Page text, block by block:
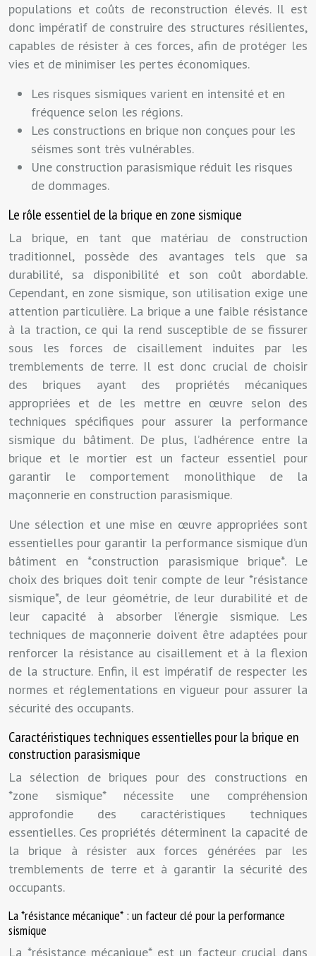
populations et coûts de reconstruction élevés. Il est
donc impératif de construire des structures résilientes,
capables de résister à ces forces, afin de protéger les
vies et de minimiser les pertes économiques.
Les risques sismiques varient en intensité et en
fréquence selon les régions.
Les constructions en brique non conçues pour les
séismes sont très vulnérables.
Une construction parasismique réduit les risques
de dommages.
Le rôle essentiel de la brique en zone sismique
La brique, en tant que matériau de construction
traditionnel, possède des avantages tels que sa
durabilité, sa disponibilité et son coût abordable.
Cependant, en zone sismique, son utilisation exige une
attention particulière. La brique a une faible résistance
à la traction, ce qui la rend susceptible de se fissurer
sous les forces de cisaillement induites par les
tremblements de terre. Il est donc crucial de choisir
des briques ayant des propriétés mécaniques
appropriées et de les mettre en œuvre selon des
techniques spécifiques pour assurer la performance
sismique du bâtiment. De plus, l’adhérence entre la
brique et le mortier est un facteur essentiel pour
garantir le comportement monolithique de la
maçonnerie en construction parasismique.
Une sélection et une mise en œuvre appropriées sont
essentielles pour garantir la performance sismique d’un
bâtiment en *construction parasismique brique*. Le
choix des briques doit tenir compte de leur *résistance
sismique*, de leur géométrie, de leur durabilité et de
leur capacité à absorber l’énergie sismique. Les
techniques de maçonnerie doivent être adaptées pour
renforcer la résistance au cisaillement et à la flexion
de la structure. Enfin, il est impératif de respecter les
normes et réglementations en vigueur pour assurer la
sécurité des occupants.
Caractéristiques techniques essentielles pour la brique en
construction parasismique
La sélection de briques pour des constructions en
*zone sismique* nécessite une compréhension
approfondie des caractéristiques techniques
essentielles. Ces propriétés déterminent la capacité de
la brique à résister aux forces générées par les
tremblements de terre et à garantir la sécurité des
occupants.
La *résistance mécanique* : un facteur clé pour la performance
sismique
La *résistance mécanique* est un facteur crucial dans